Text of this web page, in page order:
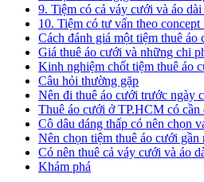
9. Tiệm có cả váy cưới và áo
10. Tiệm có tư vấn theo
Cách đánh giá một tiệm thuê
Giá thuê áo cưới và những chi
Kinh nghiệm chốt tiệm thuê áo
Câu hỏi thường gặp
Nên đi thuê áo cưới trước ngày
Thuê áo cưới ở TP.HCM có cần
Cô dâu dáng thấp có nên chọn
Nên chọn tiệm thuê áo cưới
Có nên thuê cả váy cưới và áo
Khám phá